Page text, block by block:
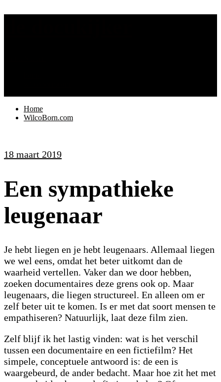
Home
WilcoBorn.com
18 maart 2019
Een sympathieke
leugenaar
Je hebt liegen en je hebt leugenaars. Allemaal liegen
we wel eens, omdat het beter uitkomt dan de
waarheid vertellen. Vaker dan we door hebben,
zoeken documentaires deze grens ook op. Maar
leugenaars, die liegen structureel. En alleen om er
zelf beter uit te komen. Is er met dat soort mensen te
empathiseren? Natuurlijk, laat deze film zien.
Zelf blijf ik het lastig vinden: wat is het verschil
tussen een documentaire en een fictiefilm? Het
simpele, conceptuele antwoord is: de een is
waargebeurd, de ander bedacht. Maar hoe zit het met